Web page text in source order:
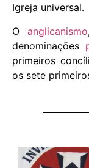
Igreja universal.
O anglicanismo
denominações
primeiros
os sete